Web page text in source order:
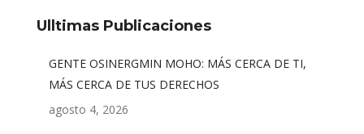
Ulltimas Publicaciones
GENTE OSINERGMIN MOHO: MÁS CERCA DE TI,
MÁS CERCA DE TUS DERECHOS
agosto 4, 2026